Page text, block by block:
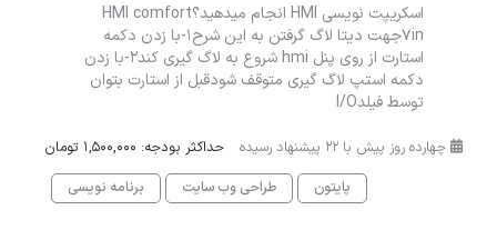
اسکریپت نویسی HMI انجام میدهید؟HMI comfort
7inجهت دیتا لاگ گرفتن به این شرح۱-با زدن دکمه
استارت از روی پنل hmi شروع به لاگ گیری کند۲-با زدن
دکمه استپ لاگ گیری متوقف شودقبل از استارت بتوان
توسط فیلدI/O
چهارده روز پیش با 22 پیشنهاد رسیده
حداکثر بودجه: 1,500,000 تومان
پایتون
طراحی وب سایت برنامه نویسی